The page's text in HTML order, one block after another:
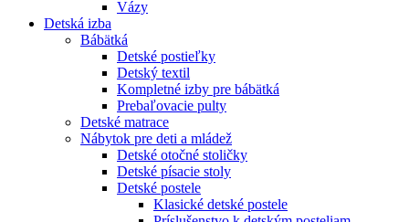
Vázy
Detská izba
Bábätká
Detské postieľky
Detský textil
Kompletné izby pre bábätká
Prebaľovacie pulty
Detské matrace
Nábytok pre deti a mládež
Detské otočné stoličky
Detské písacie stoly
Detské postele
Klasické detské postele